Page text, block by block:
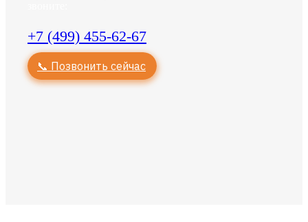
+7 (499) 455-62-67
📞 Позвонить сейчас